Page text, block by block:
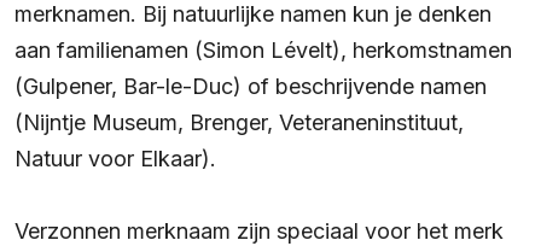
merknamen. Bij natuurlijke namen kun je denken
aan familienamen (Simon Lévelt), herkomstnamen
(Gulpener, Bar-le-Duc) of beschrijvende namen
(Nijntje Museum, Brenger, Veteraneninstituut,
Natuur voor Elkaar).
Verzonnen merknaam zijn speciaal voor het merk